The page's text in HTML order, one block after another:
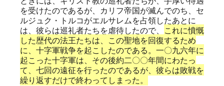
を受けたのであるが、カリフ帝国が滅んでのち、セ
ルジュク・トルコがエルサレムを占領したあとに
は、彼らは巡礼者たちを虐待したので、 これに憤慨
した歴代の法王たちは、この聖地を回復するため
に、十字軍戦争を起こしたのである。一〇九六年に
起こった十字軍は、その後約二〇〇年間にわたっ
て、七回の遠征を行ったのであるが、彼らは敗戦を
繰り返すだけで終わってしまった。